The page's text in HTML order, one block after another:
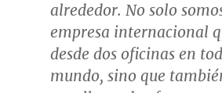
alrededor. No solo
empresa internacional
desde dos oficinas en
mundo, sino que tambié